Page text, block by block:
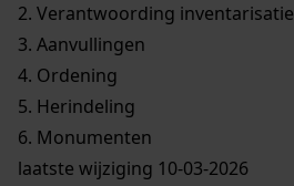
2. Verantwoording inventarisatie
3. Aanvullingen
4. Ordening
5. Herindeling
6. Monumenten
laatste wijziging 10-03-2026